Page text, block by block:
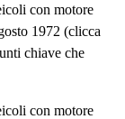
con motore
1972 (clicca
chiave che
con motore